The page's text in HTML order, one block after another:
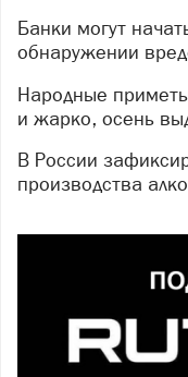
Банки могут начать блокировать переводы при
обнаружении
Народные приметы 8 августа. Если сегодня душно
и жарко, осень
В России зафиксировано снижение объемов
производства